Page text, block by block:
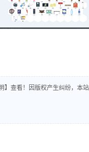
】查看！因版权产生纠纷，本站